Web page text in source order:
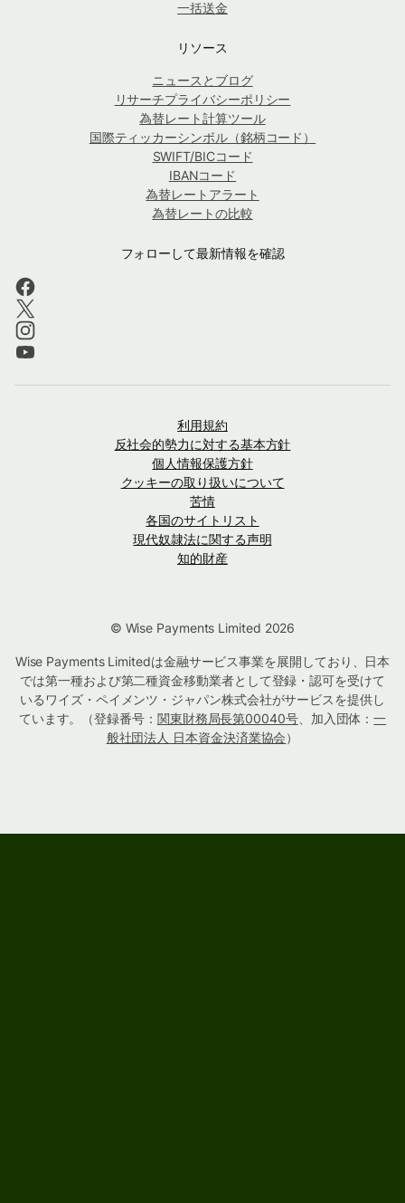
一括送金
リソース
ニュースとブログ
リサーチプライバシーポリシー
為替レート計算ツール
国際ティッカーシンボル（銘柄コード）
SWIFT/BICコード
IBANコード
為替レートアラート
為替レートの比較
フォローして最新情報を確認
利用規約
反社会的勢力に対する基本方針
個人情報保護方針
クッキーの取り扱いについて
苦情
各国のサイトリスト
現代奴隷法に関する声明
知的財産
© Wise Payments Limited 2026
Wise Payments Limitedは金融サービス事業を展開しており、日本
では第一種および第二種資金移動業者として登録・認可を受けて
いるワイズ・ペイメンツ・ジャパン株式会社がサービスを提供し
ています。（登録番号： 関東財務局長第00040号、加入団体：一
般社団法人 日本資金決済業協会）